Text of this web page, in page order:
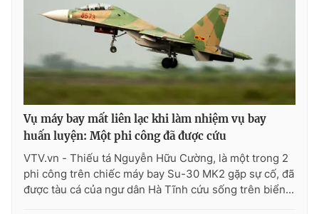
Theo dõi báo trên
Cơ quan chủ quản:Đài Truyền hình Việt Nam
Giấy phép hoạt động báo in và báo điện tử số 483/GP-BTTTT
cấp ngày 29/12/2023
Phó Tổng Biên tập: Nguyễn Thị Mỹ Hạnh, Phạm Quốc Thắng,
Nguyễn Trọng Ninh
Vụ máy bay mất liên lạc khi làm nhiệm vụ bay
huấn luyện: Một phi công đã được cứu
VTV.vn - Thiếu tá Nguyễn Hữu Cường, là một trong 2
phi công trên chiếc máy bay Su-30 MK2 gặp sự cố, đã
được tàu cá của ngư dân Hà Tĩnh cứu sống trên biển...